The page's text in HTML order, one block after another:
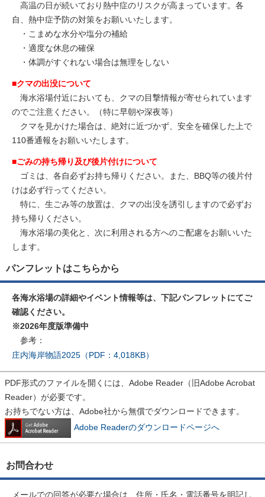
高温の日が続いており熱中症のリスクが高まっています。各
自、熱中症予防の対策をお願いいたします。
・こまめな水分や塩分の補給
・適度な休息の確保
・体調がすぐれない場合は無理をしない
■クマの出没について
海水浴場付近においても、クマの目撃情報が寄せられています
のでご注意ください。（特に早朝や深夜等）
クマを見かけた場合は、絶対に近づかず、安全を確保した上で
110番通報をお願いいたします。
■ごみの持ち帰り及び後片付けについて
ゴミは、各自必ずお持ち帰りください。また、BBQ等の後片付
けは必ず行ってください。
特に、生ごみ等の放置は、クマの出没を誘引しますので必ずお
持ち帰りください。
海水浴場の美化と、次に利用される方へのご配慮をお願いいた
します。
パンフレットはこちらから
各海水浴場の詳細やイベント情報等は、下記パンフレットにてご
確認ください。
※2026年度版準備中
参考：
庄内海岸物語2025（PDF：4,018KB）
PDF形式のファイルを開くには、Adobe Reader（旧Adobe Acrobat
Reader）が必要です。
お持ちでない方は、Adobe社から無償でダウンロードできます。
Adobe Readerのダウンロードページへ
お問合わせ
メールでの回答が必要な場合は、住所・氏名・電話番号を明記し